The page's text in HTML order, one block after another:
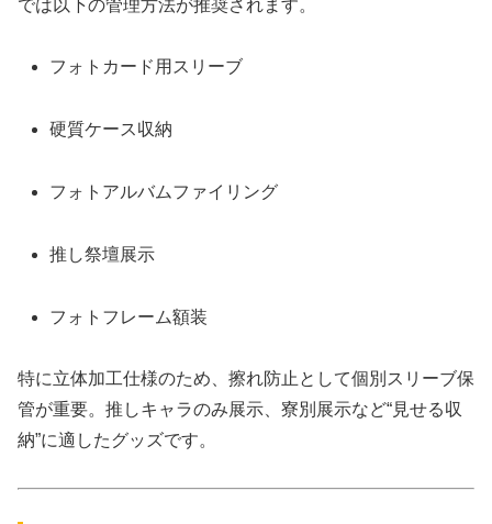
では以下の管理方法が推奨されます。
フォトカード用スリーブ
硬質ケース収納
フォトアルバムファイリング
推し祭壇展示
フォトフレーム額装
特に立体加工仕様のため、擦れ防止として個別スリーブ保
管が重要。推しキャラのみ展示、寮別展示など“見せる収
納”に適したグッズです。